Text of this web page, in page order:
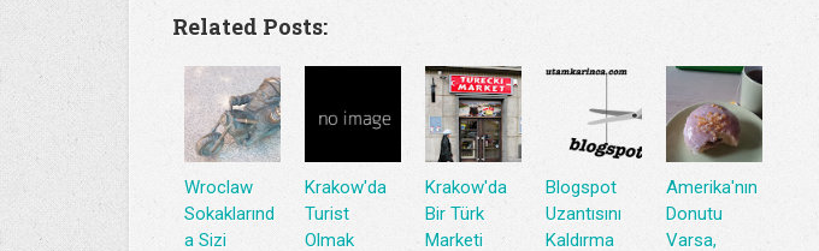
Related Posts:
Wroclaw
Sokaklarınd
a Sizi
Krakow'da
Turist
Olmak
Krakow'da
Bir Türk
Marketi
Blogspot
Uzantısını
Kaldırma
Amerika'nın
Donutu
Varsa,